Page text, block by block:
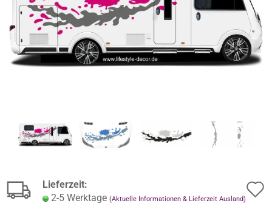
Lieferzeit:
2-5 Werktage (Aktuelle Informationen & Lieferzeit Ausland)